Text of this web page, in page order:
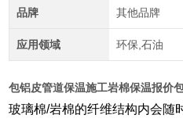
品牌 其他品牌
应用领域 环保,石油
包铝皮管道保温施工岩棉保温报价
玻璃棉/岩棉的纤维结构内会随